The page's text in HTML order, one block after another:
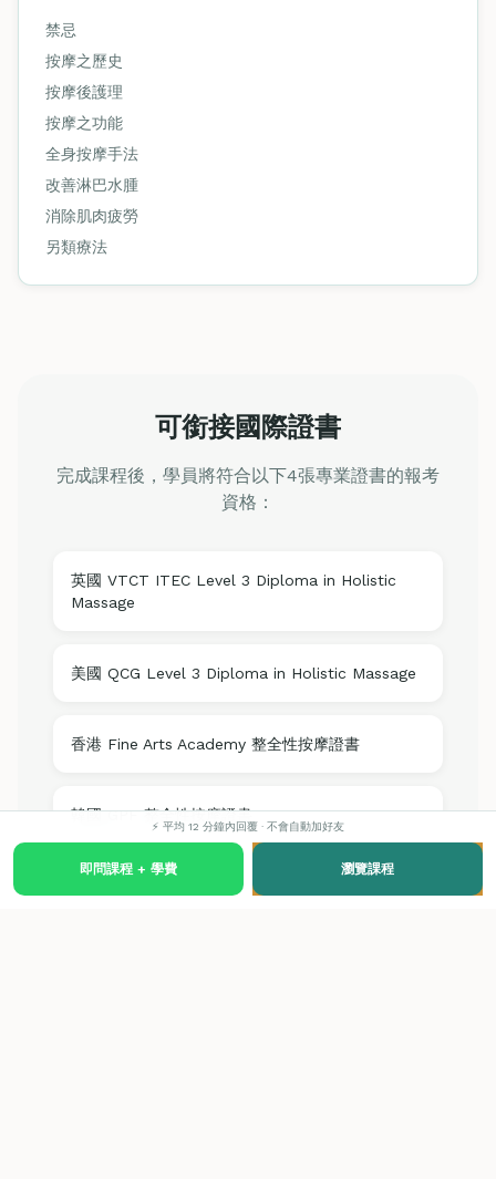
禁忌
按摩之歷史
按摩後護理
按摩之功能
全身按摩手法
改善淋巴水腫
消除肌肉疲勞
另類療法
可銜接國際證書
完成課程後，學員將符合以下4張專業證書的報考
資格：
英國 VTCT ITEC Level 3 Diploma in Holistic
Massage
美國 QCG Level 3 Diploma in Holistic Massage
香港 Fine Arts Academy 整全性按摩證書
韓國 GPF 整全性按摩證書
⚡ 平均 12 分鐘內回覆 · 不會自動加好友
即問課程 + 學費 瀏覽課程